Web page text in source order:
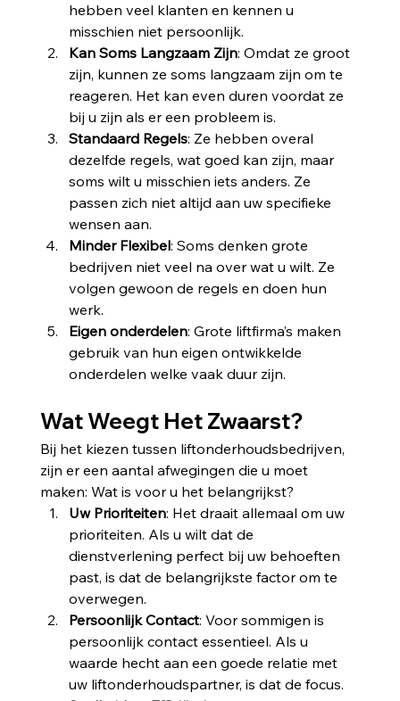
hebben veel klanten en kennen u
misschien niet persoonlijk.
Kan Soms Langzaam Zijn: Omdat ze groot
zijn, kunnen ze soms langzaam zijn om te
reageren. Het kan even duren voordat ze
bij u zijn als er een probleem is.
Standaard Regels: Ze hebben overal
dezelfde regels, wat goed kan zijn, maar
soms wilt u misschien iets anders. Ze
passen zich niet altijd aan uw specifieke
wensen aan.
Minder Flexibel: Soms denken grote
bedrijven niet veel na over wat u wilt. Ze
volgen gewoon de regels en doen hun
werk.
Eigen onderdelen: Grote liftfirma’s maken
gebruik van hun eigen ontwikkelde
onderdelen welke vaak duur zijn.
Wat Weegt Het Zwaarst?
Bij het kiezen tussen liftonderhoudsbedrijven,
zijn er een aantal afwegingen die u moet
maken: Wat is voor u het belangrijkst?
Uw Prioriteiten: Het draait allemaal om uw
prioriteiten. Als u wilt dat de
dienstverlening perfect bij uw behoeften
past, is dat de belangrijkste factor om te
overwegen.
Persoonlijk Contact: Voor sommigen is
persoonlijk contact essentieel. Als u
waarde hecht aan een goede relatie met
uw liftonderhoudspartner, is dat de focus.